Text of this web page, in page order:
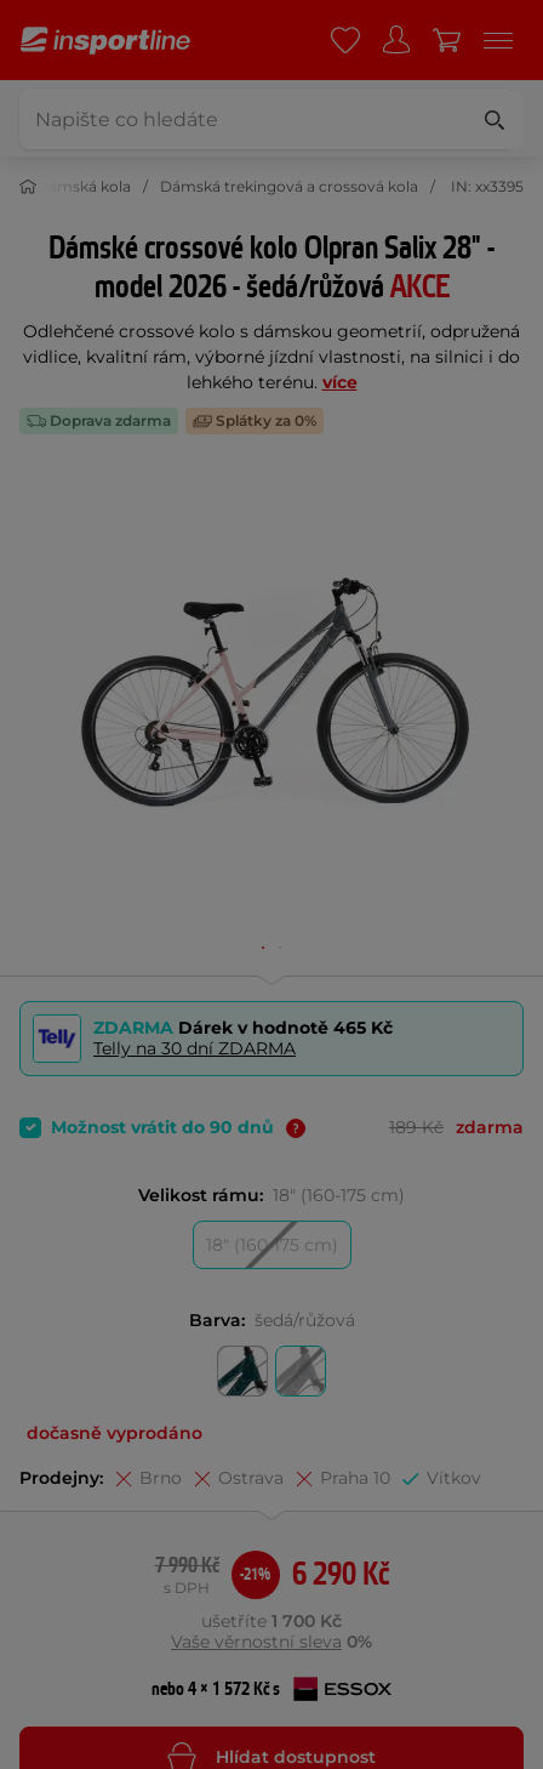
Dámská kola Dámská trekingová a crossová kola IN: xx3395
Dámské crossové kolo Olpran Salix 28" -
model 2026 - šedá/růžováAKCE
Odlehčené crossové kolo s dámskou geometrií, odpružená
vidlice, kvalitní rám, výborné jízdní vlastnosti, na silnici i do
lehkého terénu. více
Doprava zdarma Splátky za 0%
ZDARMA Dárek v hodnotě 465 Kč
Telly na 30 dní ZDARMA
Možnost vrátit do 90 dnů 189 Kč zdarma
Velikost rámu: 18" (160-175 cm)
18" (160-175 cm)
Barva: šedá/růžová
dočasně vyprodáno
Prodejny: Brno Ostrava Praha 10 Vítkov
6 290 Kč
7 990 Kč
s DPH
-21%
ušetříte 1 700 Kč
Vaše věrnostní sleva 0%
nebo 4 × 1 572 Kč s
Hlídat dostupnost